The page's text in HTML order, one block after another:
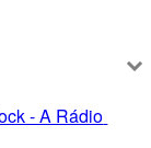
- A Rádio